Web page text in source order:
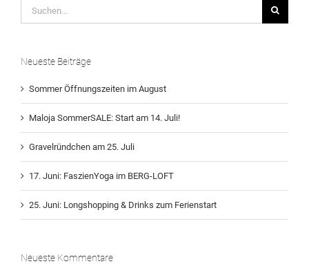
Neueste Beiträge
Sommer Öffnungszeiten im August
Maloja SommerSALE: Start am 14. Juli!
Gravelründchen am 25. Juli
17. Juni: FaszienYoga im BERG-LOFT
25. Juni: Longshopping & Drinks zum Ferienstart
Neueste Kommentare